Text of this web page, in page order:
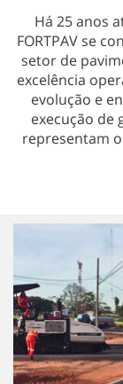
Há 25 anos
FORTPAV se
setor de
excelência
evolução e
execução de
representam